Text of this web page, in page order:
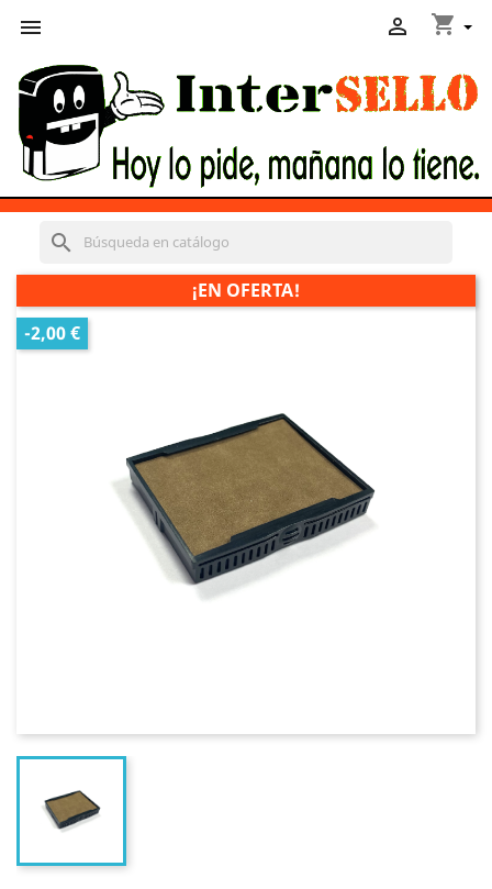
 shopping_cart

search
¡EN OFERTA!
-2,00 €